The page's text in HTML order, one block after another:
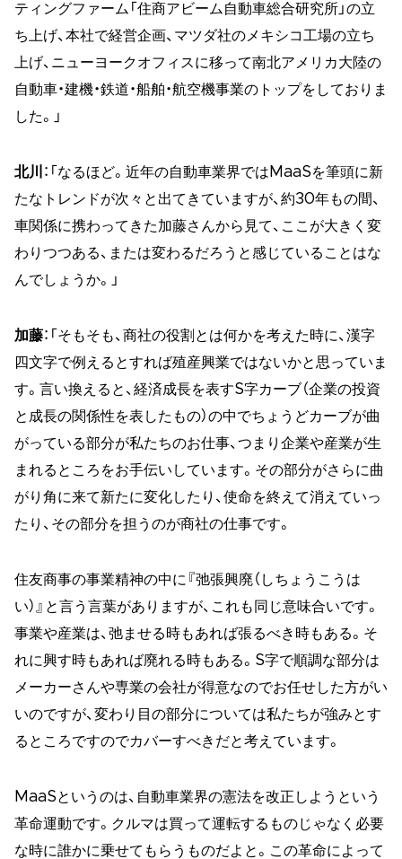
ティングファーム「住商アビーム自動車総合研究所」の立
ち上げ、本社で経営企画、マツダ社のメキシコ工場の立ち
上げ、ニューヨークオフィスに移って南北アメリカ大陸の
自動車・建機・鉄道・船舶・航空機事業のトップをしておりま
した。」
北川
：「なるほど。近年の自動車業界ではMaaSを筆頭に新
たなトレンドが次々と出てきていますが、約30年もの間、
車関係に携わってきた加藤さんから見て、ここが大きく変
わりつつある、または変わるだろうと感じていることはな
んでしょうか。」
加藤：「そもそも、商社の役割とは何かを考えた時に、漢字
四文字で例えるとすれば殖産興業ではないかと思っていま
す。言い換えると、経済成長を表すS字カーブ（企業の投資
と成長の関係性を表したもの）の中でちょうどカーブが曲
がっている部分が私たちのお仕事、つまり企業や産業が生
まれるところをお手伝いしています。その部分がさらに曲
がり角に来て新たに変化したり、使命を終えて消えていっ
たり、その部分を担うのが商社の仕事です。
住友商事の事業精神の中に『弛張興廃（しちょうこうは
い）』と言う言葉がありますが、これも同じ意味合いです。
事業や産業は、弛ませる時もあれば張るべき時もある。そ
れに興す時もあれば廃れる時もある。S字で順調な部分は
メーカーさんや専業の会社が得意なのでお任せした方がい
いのですが、変わり目の部分については私たちが強みとす
るところですのでカバーすべきだと考えています。
MaaSというのは、自動車業界の憲法を改正しようという
革命運動です。クルマは買って運転するものじゃなく必要
な時に誰かに乗せてもらうものだよと。この革命によって